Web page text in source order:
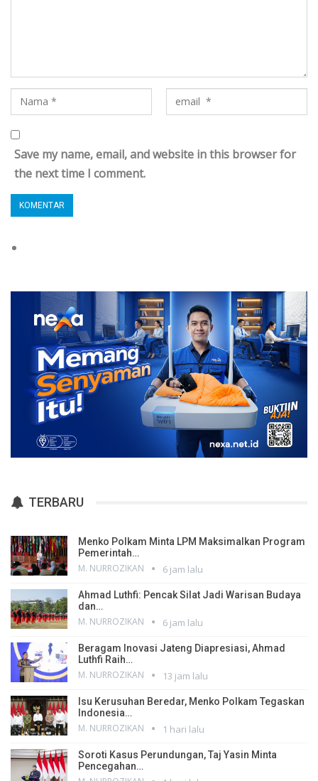
Save my name, email, and website in this browser for
the next time I comment.
TERBARU
Menko Polkam Minta LPM Maksimalkan Program
Pemerintah…
M. NURROZIKAN 6 jam lalu
Ahmad Luthfi: Pencak Silat Jadi Warisan Budaya
dan…
M. NURROZIKAN 6 jam lalu
Beragam Inovasi Jateng Diapresiasi, Ahmad
Luthfi Raih…
M. NURROZIKAN 13 jam lalu
Isu Kerusuhan Beredar, Menko Polkam Tegaskan
Indonesia…
M. NURROZIKAN 1 hari lalu
Soroti Kasus Perundungan, Taj Yasin Minta
Pencegahan…